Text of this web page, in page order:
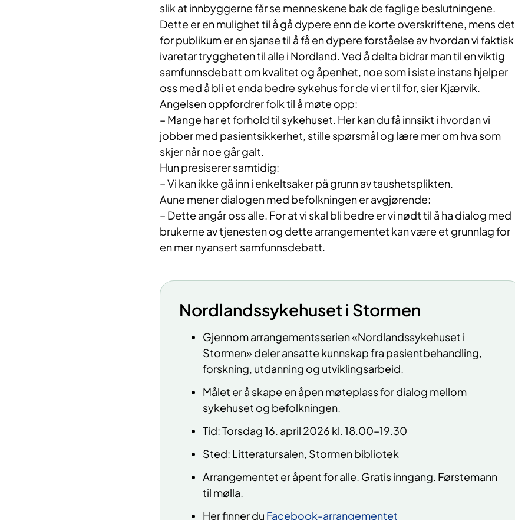
slik at innbyggerne får se menneskene bak de faglige beslutningene.
Dette er en mulighet til å gå dypere enn de korte overskriftene, mens det
for publikum er en sjanse til å få en dypere forståelse av hvordan vi faktisk
ivaretar tryggheten til alle i Nordland. Ved å delta bidrar man til en viktig
samfunnsdebatt om kvalitet og åpenhet, noe som i siste instans hjelper
oss med å bli et enda bedre sykehus for de vi er til for, sier Kjærvik.
Angelsen oppfordrer folk til å møte opp:
– Mange har et forhold til sykehuset. Her kan du få innsikt i hvordan vi
jobber med pasientsikkerhet, stille spørsmål og lære mer om hva som
skjer når noe går galt.
Hun presiserer samtidig:
– Vi kan ikke gå inn i enkeltsaker på grunn av taushetsplikten.
Aune mener dialogen med befolkningen er avgjørende:
– Dette angår oss alle. For at vi skal bli bedre er vi nødt til å ha dialog med
brukerne av tjenesten og dette arrangementet kan være et grunnlag for
en mer nyansert samfunnsdebatt.
Nordlandssykehuset i Stormen
Gjennom arrangementsserien «Nordlandssykehuset i
Stormen» deler ansatte kunnskap fra pasientbehandling,
forskning, utdanning og utviklingsarbeid.
Målet er å skape en åpen møteplass for dialog mellom
sykehuset og befolkningen.
Tid: Torsdag 16. april 2026 kl. 18.00–19.30
Sted: Litteratursalen, Stormen bibliotek
Arrangementet er åpent for alle. Gratis inngang. Førstemann
til mølla.
Her finner du Facebook-arrangementet